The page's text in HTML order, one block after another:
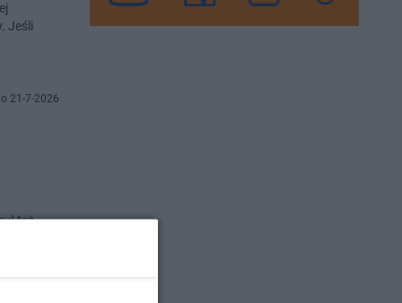
Jeśli
21-7-2026
też